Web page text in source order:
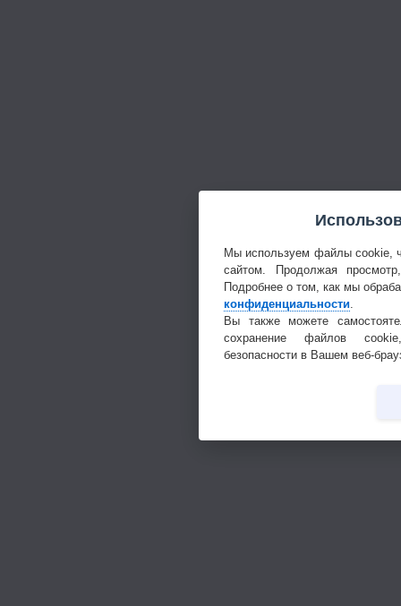
Мы используем файлы cookie,
сайтом. Продолжая
Подробнее о том, как мы
конфиденциальности
Вы также можете
сохранение файлов
безопасности в Вашем веб-